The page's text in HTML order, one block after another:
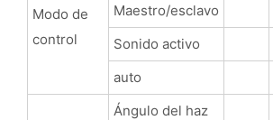
Modo de
control
Maestro/esclavo
Sonido activo
auto
Ángulo del haz